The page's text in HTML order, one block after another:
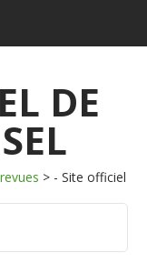
DE
> - Site officiel